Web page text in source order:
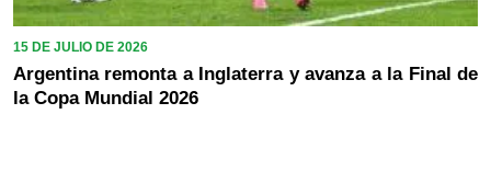
15 DE JULIO DE 2026
Argentina remonta a Inglaterra y avanza a la Final de
la Copa Mundial 2026